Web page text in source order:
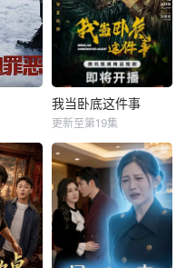
我当卧底这件事
更新至第19集